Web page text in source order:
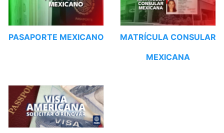
PASAPORTE MEXICANO
MATRÍCULA CONSULAR
MEXICANA